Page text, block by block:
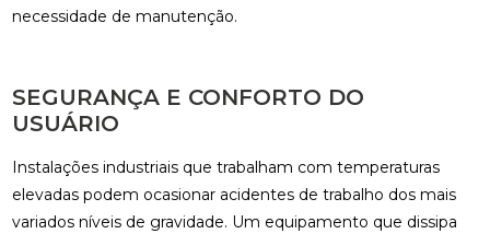
necessidade de manutenção.
SEGURANÇA E CONFORTO DO
USUÁRIO
Instalações industriais que trabalham com temperaturas
elevadas podem ocasionar acidentes de trabalho dos mais
variados níveis de gravidade. Um equipamento que dissipa